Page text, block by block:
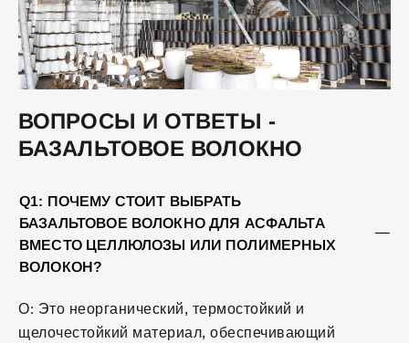
ВОПРОСЫ И ОТВЕТЫ -
БАЗАЛЬТОВОЕ ВОЛОКНО
Q1: ПОЧЕМУ СТОИТ ВЫБРАТЬ
БАЗАЛЬТОВОЕ ВОЛОКНО ДЛЯ АСФАЛЬТА
ВМЕСТО ЦЕЛЛЮЛОЗЫ ИЛИ ПОЛИМЕРНЫХ
ВОЛОКОН?
О: Это неорганический, термостойкий и
щелочестойкий материал, обеспечивающий